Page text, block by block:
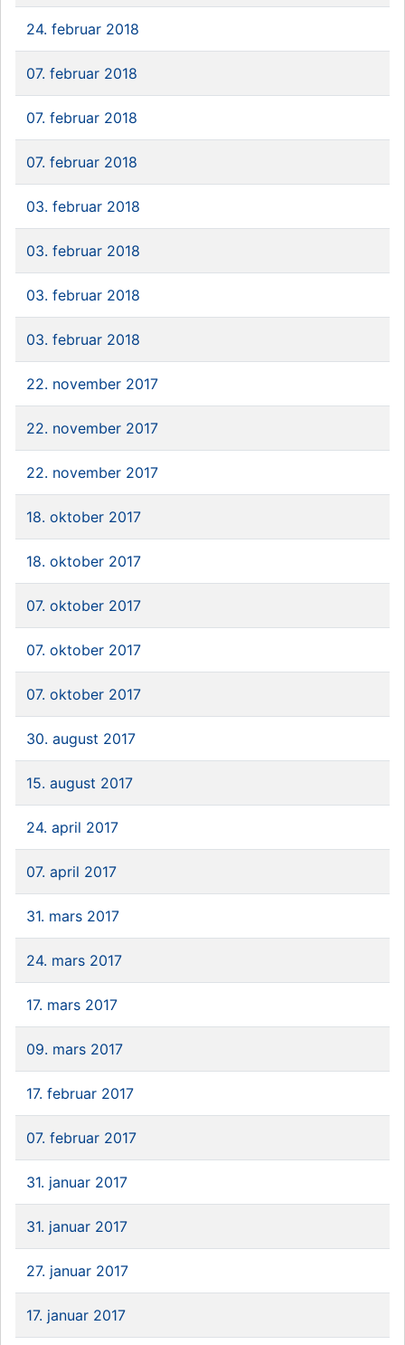
24. februar 2018
07. februar 2018
07. februar 2018
07. februar 2018
03. februar 2018
03. februar 2018
03. februar 2018
03. februar 2018
22. november 2017
22. november 2017
22. november 2017
18. oktober 2017
18. oktober 2017
07. oktober 2017
07. oktober 2017
07. oktober 2017
30. august 2017
15. august 2017
24. april 2017
07. april 2017
31. mars 2017
24. mars 2017
17. mars 2017
09. mars 2017
17. februar 2017
07. februar 2017
31. januar 2017
31. januar 2017
27. januar 2017
17. januar 2017